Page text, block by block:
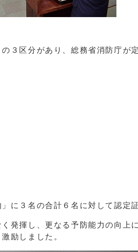
の３区分があり、総務省消防庁が
に３名の合計６名に対して認定
揮し、更なる予防能力の向上
激励しました。